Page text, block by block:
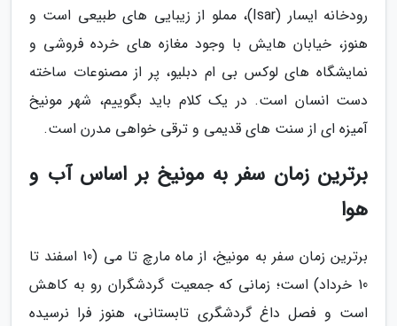
رودخانه ایسار (Isar)، مملو از زیبایی های طبیعی است و
هنوز، خیابان هایش با وجود مغازه های خرده فروشی و
نمایشگاه های لوکس بی ام دبلیو، پر از مصنوعات ساخته
دست انسان است. در یک کلام باید بگوییم، شهر مونیخ
آمیزه ای از سنت های قدیمی و ترقی خواهی مدرن است.
برترین زمان سفر به مونیخ بر اساس آب و
هوا
برترین زمان سفر به مونیخ، از ماه مارچ تا می (10 اسفند تا
10 خرداد) است؛ زمانی که جمعیت گردشگران رو به کاهش
است و فصل داغ گردشگری تابستانی، هنوز فرا نرسیده